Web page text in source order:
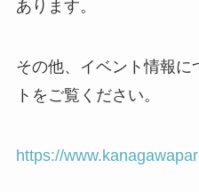
あります。
その他、イベント情報に
トをご覧ください。
https://